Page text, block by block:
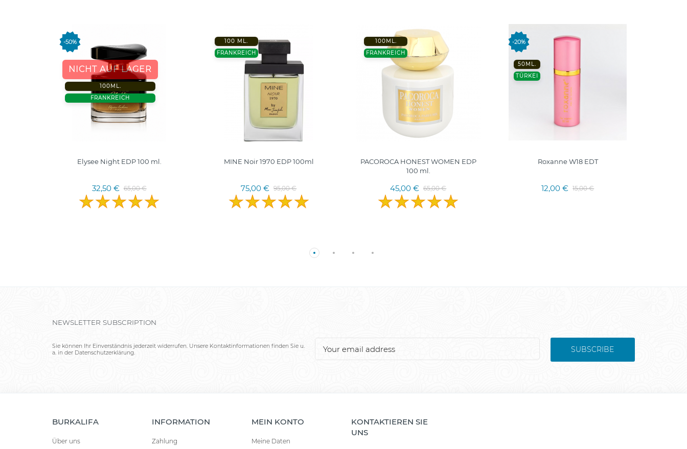
-50%
NICHT AUF LAGER
100ML.
FRANKREICH
Elysee Night EDP 100 ml.
32,50 € 65,00 €
100 ML.
FRANKREICH
MINE Noir 1970 EDP 100ml
75,00 € 95,00 €
100ML.
FRANKREICH
PACOROCA HONEST WOMEN EDP
100 ml.
45,00 € 65,00 €
-20%
50ML.
TÜRKEI
Roxanne W18 EDT
12,00 € 15,00 €
NEWSLETTER SUBSCRIPTION
Sie können Ihr Einverständnis jederzeit widerrufen. Unsere Kontaktinformationen finden Sie u.
a. in der Datenschutzerklärung.
SUBSCRIBE
BURKALIFA
Über uns
INFORMATION
Zahlung
MEIN KONTO
Meine Daten
KONTAKTIEREN SIE
UNS